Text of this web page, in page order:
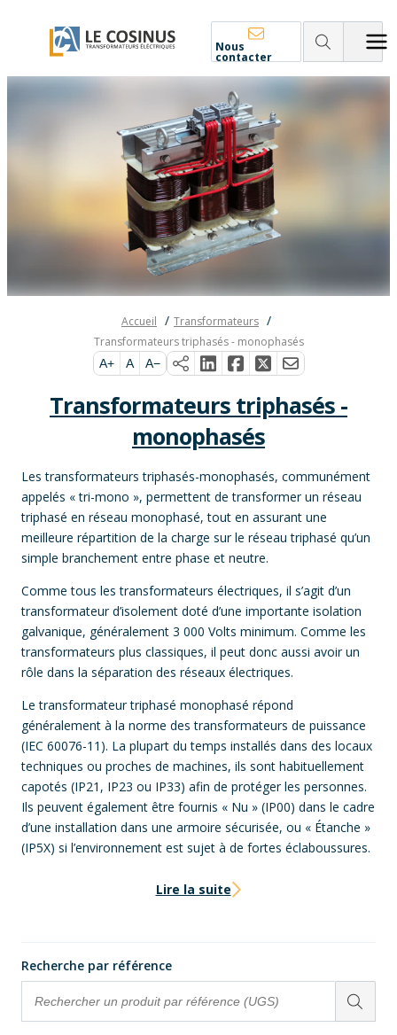
Nous
contacter
Accueil
Transformateurs
Transformateurs triphasés - monophasés
A+ A A−
Transformateurs triphasés -
monophasés
Les transformateurs triphasés-monophasés, communément
appelés « tri-mono », permettent de transformer un réseau
triphasé en réseau monophasé, tout en assurant une
meilleure répartition de la charge sur le réseau triphasé qu’un
simple branchement entre phase et neutre.
Comme tous les transformateurs électriques, il s’agit d’un
transformateur d’isolement doté d’une importante isolation
galvanique, généralement 3 000 Volts minimum. Comme les
transformateurs plus classiques, il peut donc aussi avoir un
rôle dans la séparation des réseaux électriques.
Le transformateur triphasé monophasé répond
généralement à la norme des transformateurs de puissance
(IEC 60076-11). La plupart du temps installés dans des locaux
techniques ou proches de machines, ils sont habituellement
capotés (IP21, IP23 ou IP33) afin de protéger les personnes.
Ils peuvent également être fournis « Nu » (IP00) dans le cadre
d’une installation dans une armoire sécurisée, ou « Étanche »
(IP5X) si l’environnement est sujet à de fortes éclaboussures.
Lire la suite
Recherche par référence